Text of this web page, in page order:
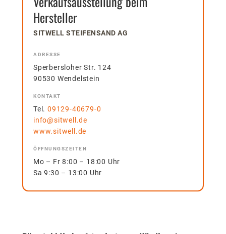
Hersteller
SITWELL STEIFENSAND AG
ADRESSE
Sperbersloher Str. 124
90530 Wendelstein
KONTAKT
Tel. 09129-40679-0
info@sitwell.de
www.sitwell.de
ÖFFNUNGSZEITEN
Mo – Fr 8:00 – 18:00 Uhr
Sa 9:30 – 13:00 Uhr